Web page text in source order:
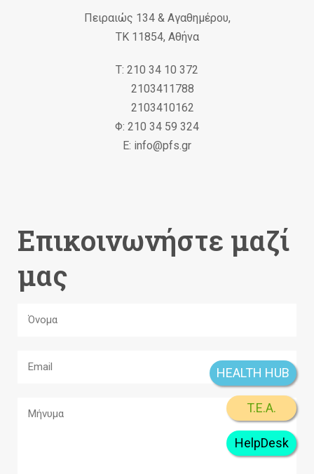
Πειραιώς 134 & Αγαθημέρου,
ΤΚ 11854, Αθήνα
Τ: 210 34 10 372
2103411788
2103410162
Φ: 210 34 59 324
Ε: info@pfs.gr
Επικοινωνήστε μαζί
μας
HelpDesk
T.E.A.
HEALTH HUB